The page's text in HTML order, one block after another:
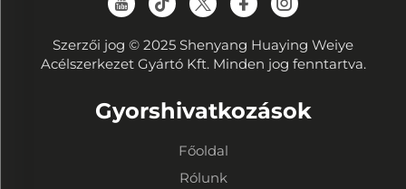
Szerzői jog © 2025 Shenyang Huaying Weiye
Acélszerkezet Gyártó Kft. Minden jog fenntartva.
Gyorshivatkozások
Főoldal
Rólunk